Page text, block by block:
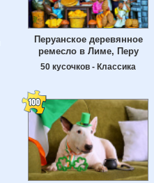
Перуанское деревянное
ремесло в Лиме, Перу
50 кусочков - Классика